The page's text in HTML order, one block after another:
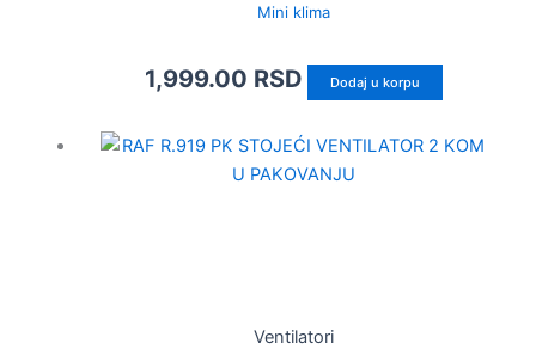
Mini klima
1,999.00 RSD Dodaj u korpu
Ventilatori